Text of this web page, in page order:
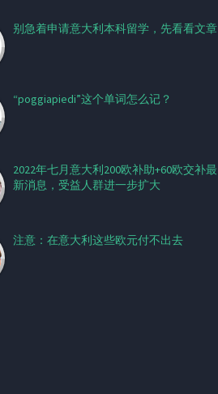
别急着申请意大利本科留学，先看看文章
“poggiapiedi”这个单词怎么记？
2022年七月意大利200欧补助+60欧交补最
新消息，受益人群进一步扩大
注意：在意大利这些欧元付不出去